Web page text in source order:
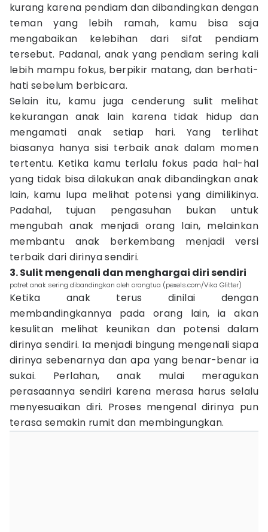
kurang karena pendiam dan dibandingkan dengan
teman yang lebih ramah, kamu bisa saja
mengabaikan kelebihan dari sifat pendiam
tersebut. Padanal, anak yang pendiam sering kali
lebih mampu fokus, berpikir matang, dan berhati-
hati sebelum berbicara.
Selain itu, kamu juga cenderung sulit melihat
kekurangan anak lain karena tidak hidup dan
mengamati anak setiap hari. Yang terlihat
biasanya hanya sisi terbaik anak dalam momen
tertentu. Ketika kamu terlalu fokus pada hal-hal
yang tidak bisa dilakukan anak dibandingkan anak
lain, kamu lupa melihat potensi yang dimilikinya.
Padahal, tujuan pengasuhan bukan untuk
mengubah anak menjadi orang lain, melainkan
membantu anak berkembang menjadi versi
terbaik dari dirinya sendiri.
3. Sulit mengenali dan menghargai diri sendiri
potret anak sering dibandingkan oleh orangtua (pexels.com/Vika Glitter)
Ketika anak terus dinilai dengan
membandingkannya pada orang lain, ia akan
kesulitan melihat keunikan dan potensi dalam
dirinya sendiri. Ia menjadi bingung mengenali siapa
dirinya sebenarnya dan apa yang benar-benar ia
sukai. Perlahan, anak mulai meragukan
perasaannya sendiri karena merasa harus selalu
menyesuaikan diri. Proses mengenal dirinya pun
terasa semakin rumit dan membingungkan.